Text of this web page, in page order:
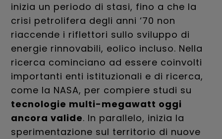
inizia un periodo di stasi, fino a che la
crisi petrolifera degli anni ‘70 non
riaccende i riflettori sullo sviluppo di
energie rinnovabili, eolico incluso. Nella
ricerca cominciano ad essere coinvolti
importanti enti istituzionali e di ricerca,
come la NASA, per compiere studi su
tecnologie multi-megawatt oggi
ancora valide. In parallelo, inizia la
sperimentazione sul territorio di nuove